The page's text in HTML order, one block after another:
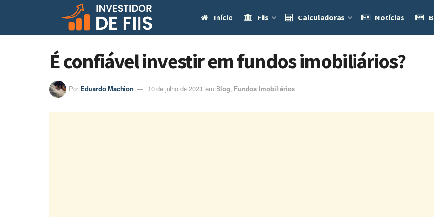
Início Fiis Calculadoras Notícias
É confiável investir em fundos imobiliários?
Por:Eduardo Machion 10 de julho de 2023 em:ㅤBlog, Fundos Imobiliários